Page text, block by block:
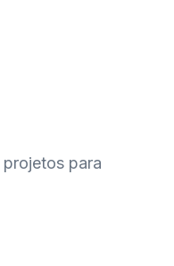
para